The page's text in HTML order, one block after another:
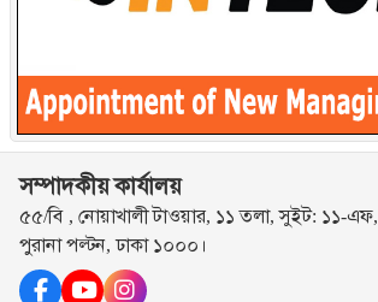
সম্পাদকীয় কার্যালয়
৫৫/বি , নোয়াখালী টাওয়ার, ১১ তলা, সুইট: ১১-এফ,
পুরানা পল্টন, ঢাকা ১০০০।